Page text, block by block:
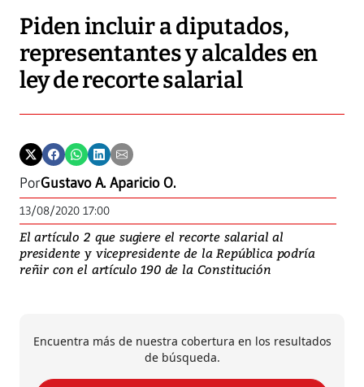
Piden incluir a diputados,
representantes y alcaldes en
ley de recorte salarial
PorGustavo A. Aparicio O.
13/08/2020 17:00
El artículo 2 que sugiere el recorte salarial al
presidente y vicepresidente de la República podría
reñir con el artículo 190 de la Constitución
Encuentra más de nuestra cobertura en los resultados
de búsqueda.